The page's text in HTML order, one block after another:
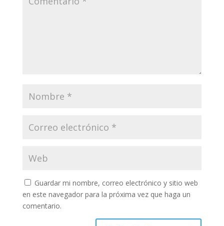
Guardar mi nombre, correo electrónico y sitio web
en este navegador para la próxima vez que haga un
comentario.